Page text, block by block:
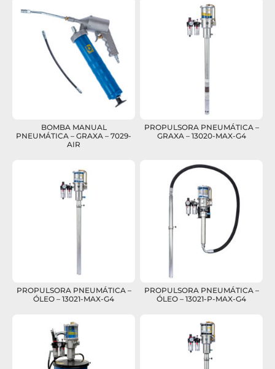
BOMBA MANUAL
PNEUMÁTICA – GRAXA – 7029-
AIR
PROPULSORA PNEUMÁTICA –
GRAXA – 13020-MAX-G4
PROPULSORA PNEUMÁTICA –
ÓLEO – 13021-MAX-G4
PROPULSORA PNEUMÁTICA –
ÓLEO – 13021-P-MAX-G4